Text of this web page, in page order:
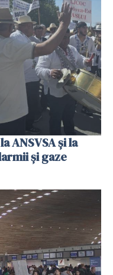
ANSVSA și la
și gaze